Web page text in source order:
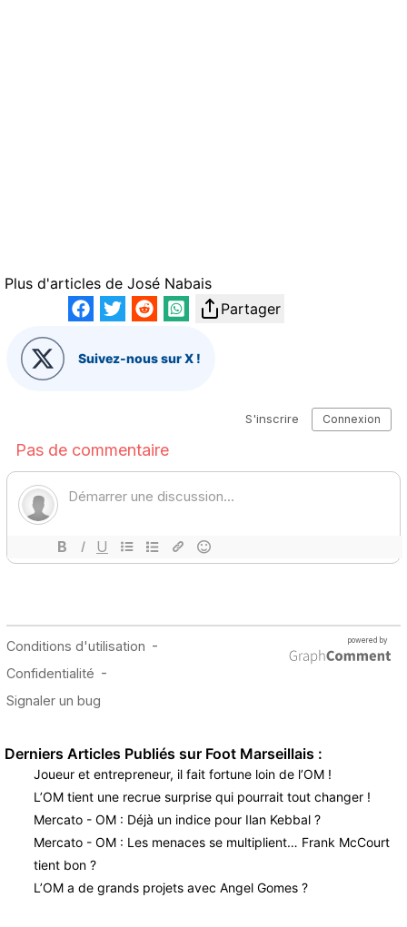
Plus d'articles de José Nabais
Partager
Suivez-nous sur X !
Derniers Articles Publiés sur Foot Marseillais :
Joueur et entrepreneur, il fait fortune loin de l’OM !
L’OM tient une recrue surprise qui pourrait tout changer !
Mercato - OM : Déjà un indice pour Ilan Kebbal ?
Mercato - OM : Les menaces se multiplient… Frank McCourt
tient bon ?
L’OM a de grands projets avec Angel Gomes ?